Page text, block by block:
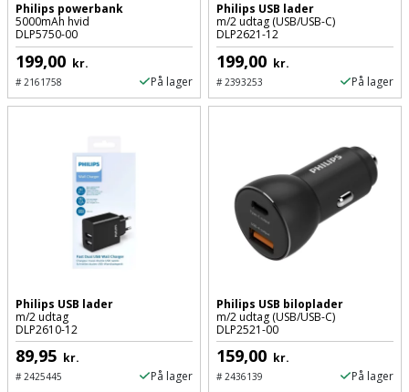
Philips powerbank
5000mAh hvid
DLP5750-00
199,00 kr.
#2161758 På lager
Philips USB lader
m/2 udtag (USB/USB-C)
DLP2621-12
199,00 kr.
#2393253 På lager
Philips USB lader
m/2 udtag
DLP2610-12
89,95 kr.
#2425445 På lager
Philips USB biloplader
m/2 udtag (USB/USB-C)
DLP2521-00
159,00 kr.
#2436139 På lager